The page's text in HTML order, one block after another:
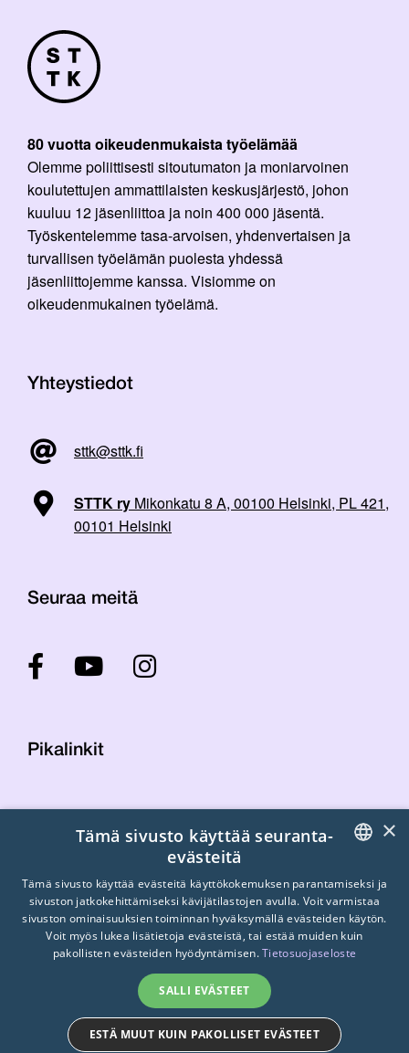
80 vuotta oikeudenmukaista työelämää
Olemme poliittisesti sitoutumaton ja moniarvoinen
koulutettujen ammattilaisten keskusjärjestö, johon
kuuluu 12 jäsenliittoa ja noin 400 000 jäsentä.
Työskentelemme tasa-arvoisen, yhdenvertaisen ja
turvallisen työelämän puolesta yhdessä
jäsenliittojemme kanssa. Visiomme on
oikeudenmukainen työelämä.
Yhteystiedot
sttk@sttk.fi
STTK ry Mikonkatu 8 A, 00100 Helsinki, PL 421,
00101 Helsinki
Seuraa meitä
Pikalinkit
Laskutustiedot
Tietosuojaseloste
Turvallisemman tilan periaatteet
© 2026 STTK. Made with ❤ byAvoin.Systems
FINNISH
SWEDISH
×
Tämä sivusto käyttää seuranta-
evästeitä
Tämä sivusto käyttää evästeitä käyttökokemuksen parantamiseksi ja
sivuston jatkokehittämiseksi kävijätilastojen avulla. Voit varmistaa
sivuston ominaisuuksien toiminnan hyväksymällä evästeiden käytön.
Voit myös lukea lisätietoja evästeistä, tai estää muiden kuin
pakollisten evästeiden hyödyntämisen.Tietosuojaseloste
SALLI EVÄSTEET
ESTÄ MUUT KUIN PAKOLLISET EVÄSTEET